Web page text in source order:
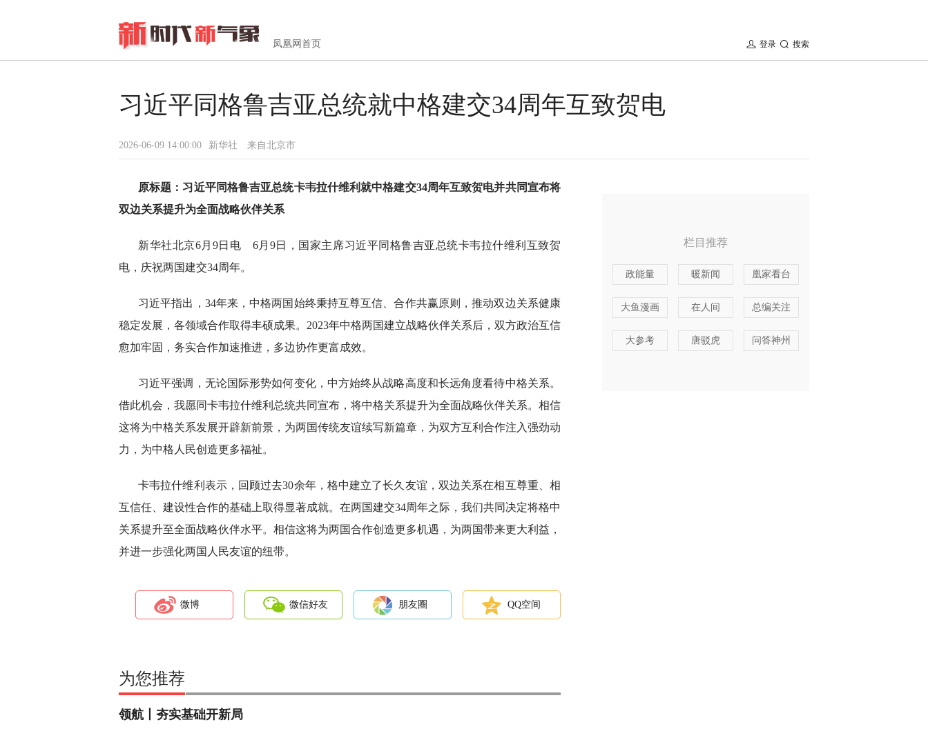
凤凰网首页 搜索
登录
习近平同格鲁吉亚总统就中格建交34周年互致贺电
2026-06-09 14:00:00 新华社 来自北京市
原标题： 习近平同格鲁吉亚总统卡韦拉什维利就中格建交34周年互致贺电并共同宣布将
双边关系提升为全面战略伙伴关系
新华社北京6月9日电 6月9日，国家主席习近平同格鲁吉亚总统卡韦拉什维利互致贺
电，庆祝两国建交34周年。
习近平指出，34年来，中格两国始终秉持互尊互信、合作共赢原则，推动双边关系健康
稳定发展，各领域合作取得丰硕成果。2023年中格两国建立战略伙伴关系后，双方政治互信
愈加牢固，务实合作加速推进，多边协作更富成效。
习近平强调，无论国际形势如何变化，中方始终从战略高度和长远角度看待中格关系。
借此机会，我愿同卡韦拉什维利总统共同宣布，将中格关系提升为全面战略伙伴关系。相信
这将为中格关系发展开辟新前景，为两国传统友谊续写新篇章，为双方互利合作注入强劲动
力，为中格人民创造更多福祉。
卡韦拉什维利表示，回顾过去30余年，格中建立了长久友谊，双边关系在相互尊重、相
互信任、建设性合作的基础上取得显著成就。在两国建交34周年之际，我们共同决定将格中
关系提升至全面战略伙伴水平。相信这将为两国合作创造更多机遇，为两国带来更大利益，
并进一步强化两国人民友谊的纽带。
微博 微信好友 朋友圈 QQ空间
为您推荐
领航丨夯实基础开新局
栏目推荐
政能量 暖新闻 凰家看台
大鱼漫画 在人间 总编关注
大参考 唐驳虎 问答神州